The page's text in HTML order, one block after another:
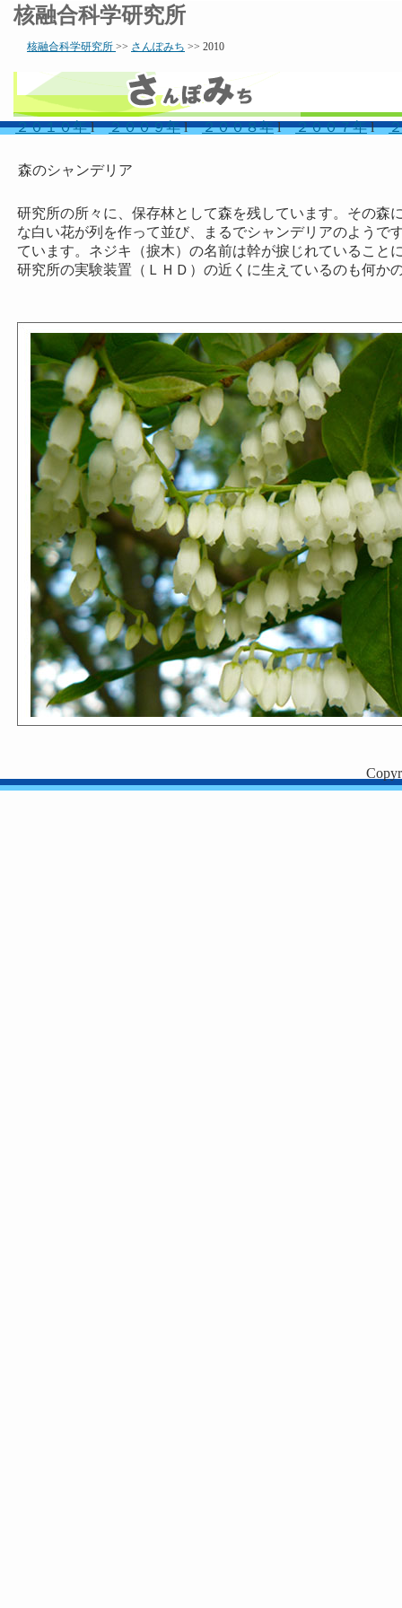
核融合科学研究所
核融合科学研究所 >> さんぽみち >> 2010
２０１０年l２００９年l２００８年l２００７年l
森のシャンデリア
研究所の所々に、保存林として森を残しています。その森
な白い花が列を作って並び、まるでシャンデリアのようで
ています。ネジキ（捩木）の名前は幹が捩じれていること
研究所の実験装置（ＬＨＤ）の近くに生えているのも何か